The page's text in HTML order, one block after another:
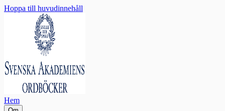
Hoppa till huvudinnehåll
Hem